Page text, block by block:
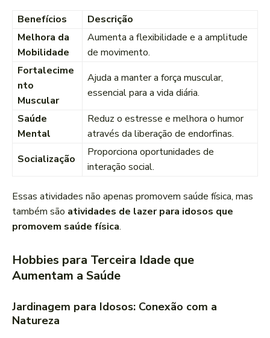
Benefícios
Descrição
Melhora da
Mobilidade
Aumenta a flexibilidade e a amplitude
de movimento.
Fortalecime
nto
Muscular
Ajuda a manter a força muscular,
essencial para a vida diária.
Saúde
Mental
Reduz o estresse e melhora o humor
através da liberação de endorfinas.
Socialização
Proporciona oportunidades de
interação social.
Essas atividades não apenas promovem saúde física, mas
também são atividades de lazer para idosos que
promovem saúde física.
Hobbies para Terceira Idade que
Aumentam a Saúde
Jardinagem para Idosos: Conexão com a
Natureza